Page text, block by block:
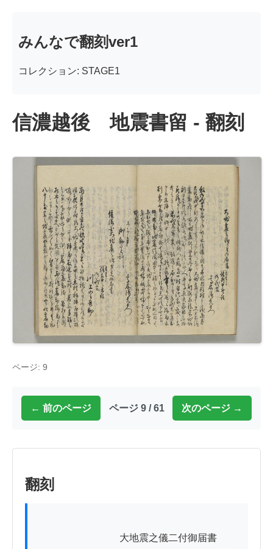
みんなで翻刻ver1
コレクション: STAGE1
信濃越後 地震書留 - 翻刻
ページ: 9
← 前のページ ページ 9 / 61 次のページ →
翻刻